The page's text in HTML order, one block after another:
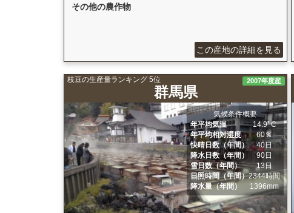
その他の農作物
この産地の詳細を見る
枝豆の生産量ランキング 5位
群馬県
2007年度産
気候条件概要
年平均気温
14.9ﾟC
年平均相対湿度
60％
快晴日数（年間）
40日
降水日数（年間）
90日
雪日数（年間）
13日
日照時間（年間）2344時間
降水量（年間）
1396mm